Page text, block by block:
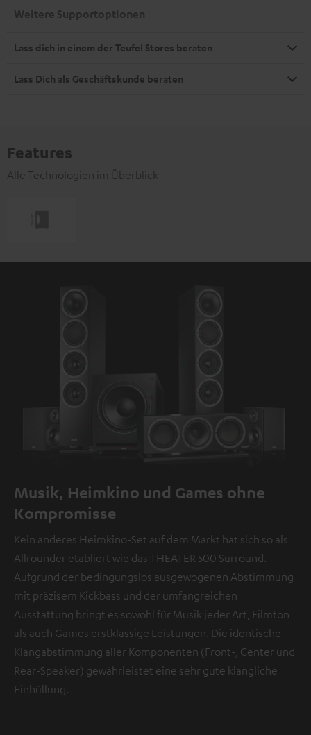
Weitere Supportoptionen
Lass dich in einem der Teufel Stores beraten
Lass Dich als Geschäftskunde beraten
Features
Alle Technologien im Überblick
Musik, Heimkino und Games ohne
Kompromisse
Kein anderes Heimkino-Set auf dem Markt hat sich so als
Allrounder etabliert wie das THEATER 500 Surround.
Aufgrund der bedingungslos ausgewogenen Abstimmung
mit präzisem Kickbass und der umfangreichen
Ausstattung bringt es sowohl für Musik jeder Art, Filmton
als auch Games erstklassige Leistungen. Die identische
Klangabstimmung aller Komponenten (Front-, Center und
Rear-Speaker) gewährleistet eine sehr gute klangliche
Einhüllung.